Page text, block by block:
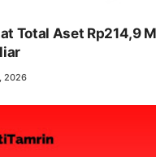
Total Aset Rp214,9
2026